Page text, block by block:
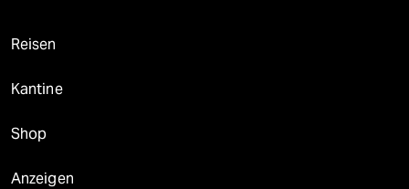
Reisen
Kantine
Shop
Anzeigen